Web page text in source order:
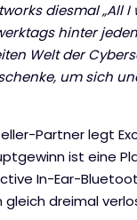
diesmal „All
hinter
Welt der
um sich
Partner legt
ist eine
In-Ear-
gleich dreimal